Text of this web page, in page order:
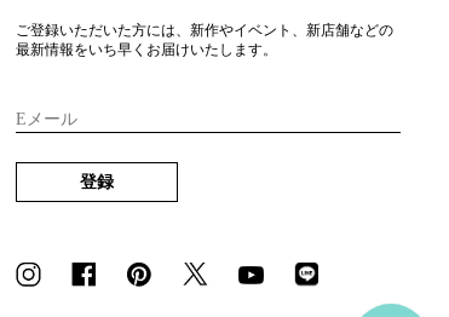
ご登録いただいた方には、新作やイベント、新店舗などの
最新情報をいち早くお届けいたします。
Eメール
登録